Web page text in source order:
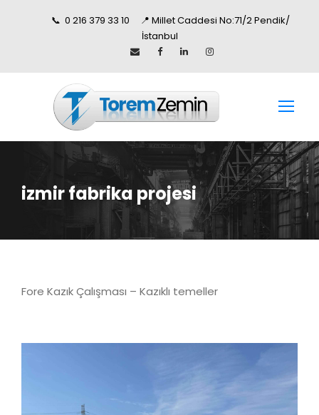
📞 0 216 379 33 10 📍 Millet Caddesi No:71/2 Pendik/
İstanbul
izmir fabrika projesi
Fore Kazık Çalışması – Kazıklı temeller